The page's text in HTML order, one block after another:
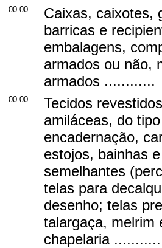
00.00
Caixas, caixotes,
barricas e
embalagens,
armados ou não,
armados ............
00.00
Tecidos
amiláceas, do
encadernação,
estojos, bainhas
semelhantes
telas para
desenho; telas
talargaça, melrim
chapelaria